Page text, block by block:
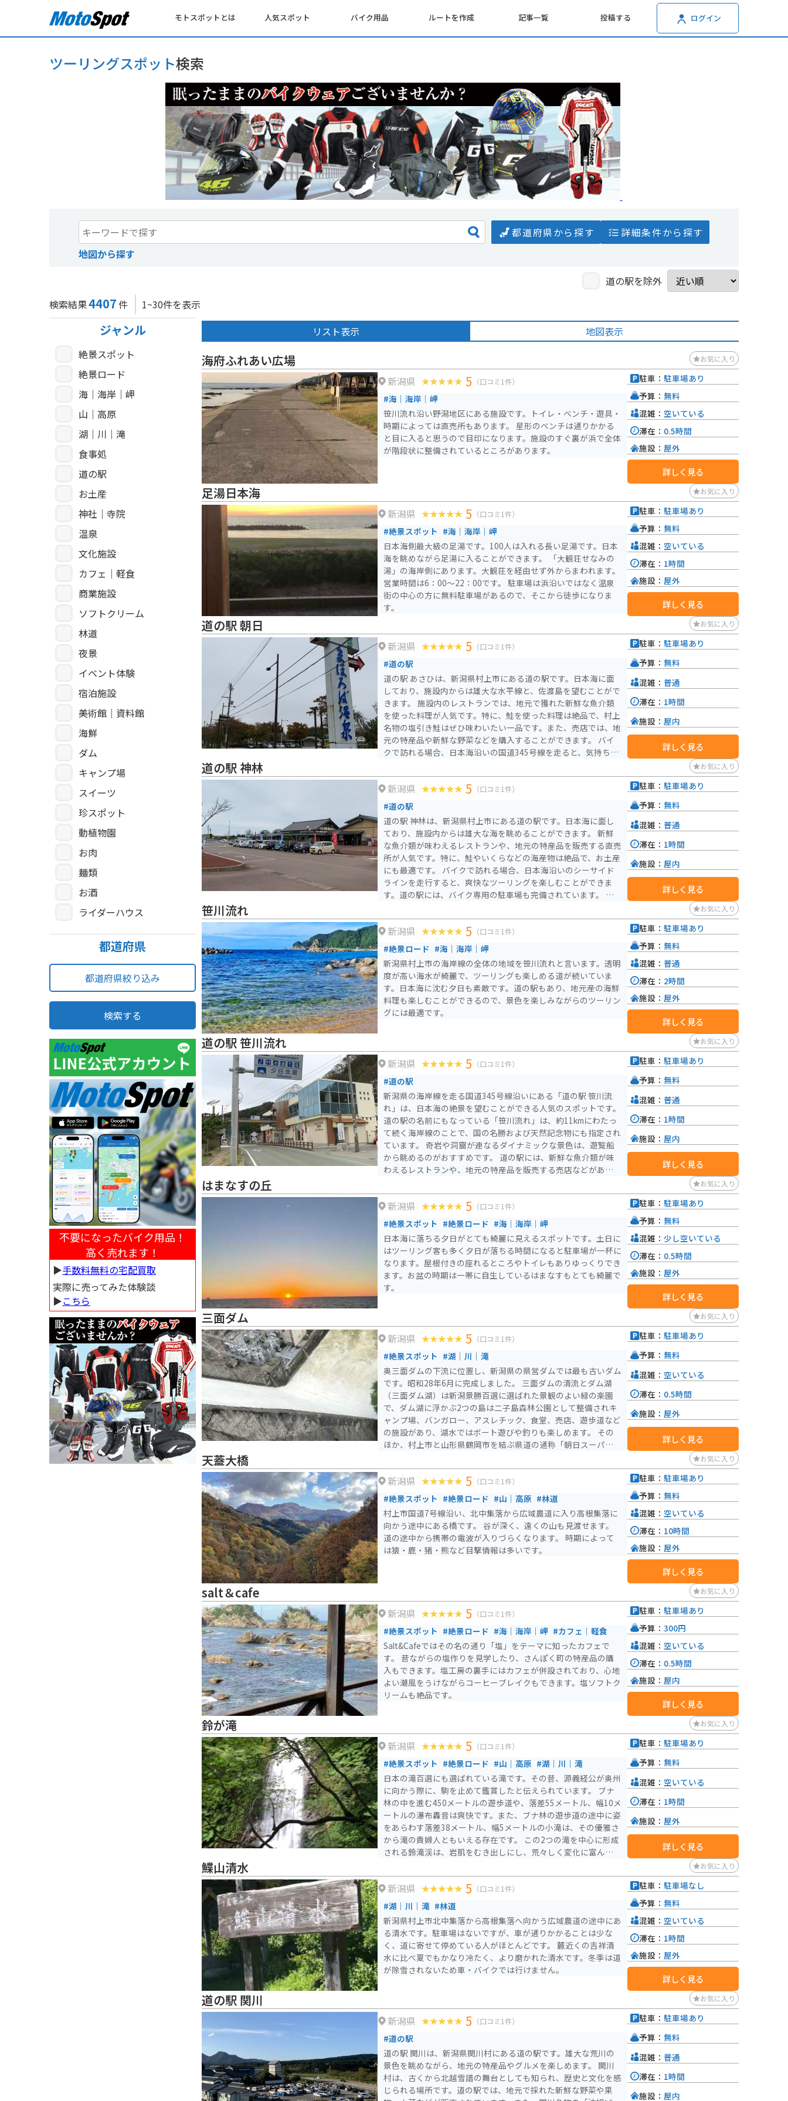
モトスポットとは 人気スポット バイク用品 ルートを作成 記事一覧 投稿する ログイン
ツーリングスポット検索
都道府県から探す
詳細条件から探す
地図から探す
道の駅を除外
検索結果4407件 1~30件を表示
ジャンル
絶景スポット
絶景ロード
海｜海岸｜岬
山｜高原
湖｜川｜滝
食事処
道の駅
お土産
神社｜寺院
温泉
文化施設
カフェ｜軽食
商業施設
ソフトクリーム
林道
夜景
イベント体験
宿泊施設
美術館｜資料館
海鮮
ダム
キャンプ場
スイーツ
珍スポット
動植物園
お肉
麺類
お酒
ライダーハウス
都道府県
都道府県絞り込み
検索する
不要になったバイク用品！
高く売れます！
▶︎手数料無料の宅配買取
実際に売ってみた体験談
▶︎こちら
リスト表示 地図表示
海府ふれあい広場 お気に入り
新潟県 5 （口コミ1件）
#海｜海岸｜岬
笹川流れ沿い野潟地区にある施設です。トイレ・ベンチ・遊具・
時期によっては直売所もあります。 星形のベンチは通りかかる
と目に入ると思うので目印になります。施設のすぐ裏が浜で全体
が階段状に整備されているところがあります。
駐車： 駐車場あり
予算： 無料
混雑： 空いている
滞在： 0.5時間
施設： 屋外
詳しく見る
足湯日本海 お気に入り
新潟県 5 （口コミ1件）
#絶景スポット #海｜海岸｜岬
日本海側最大級の足湯です。100人は入れる長い足湯です。日本
海を眺めながら足湯に入ることができます。 「大観荘せなみの
湯」の海岸側にあります。大観荘を経由せず外からまわれます。
営業時間は6：00～22：00です。 駐車場は浜沿いではなく温泉
街の中心の方に無料駐車場があるので、そこから徒歩になりま
す。
駐車： 駐車場あり
予算： 無料
混雑： 空いている
滞在： 1時間
施設： 屋外
詳しく見る
道の駅 朝日 お気に入り
新潟県 5 （口コミ1件）
#道の駅
道の駅 あさひは、新潟県村上市にある道の駅です。日本海に面
しており、施設内からは雄大な水平線と、佐渡島を望むことがで
きます。 施設内のレストランでは、地元で獲れた新鮮な魚介類
を使った料理が人気です。特に、鮭を使った料理は絶品で、村上
名物の塩引き鮭はぜひ味わいたい一品です。また、売店では、地
元の特産品や新鮮な野菜などを購入することができます。 バイ
クで訪れる場合、日本海沿いの国道345号線を走ると、気持ちの
さひは、休憩ポイントとしても最適です。周辺には、笹川流れや
瀬波温泉など、観光スポットも点在しています。
駐車： 駐車場あり
予算： 無料
混雑： 普通
滞在： 1時間
施設： 屋内
詳しく見る
道の駅 神林 お気に入り
新潟県 5 （口コミ1件）
#道の駅
道の駅 神林は、新潟県村上市にある道の駅です。日本海に面し
ており、施設内からは雄大な海を眺めることができます。 新鮮
な魚介類が味わえるレストランや、地元の特産品を販売する直売
所が人気です。特に、鮭やいくらなどの海産物は絶品で、お土産
にも最適です。 バイクで訪れる場合、日本海沿いのシーサイド
ラインを走行すると、爽快なツーリングを楽しむことができま
す。道の駅には、バイク専用の駐車場も完備されています。 周
います。道の駅 神林を拠点に、新潟の自然を満喫する旅を楽し
んでみてはいかがでしょうか。
駐車： 駐車場あり
予算： 無料
混雑： 普通
滞在： 1時間
施設： 屋内
詳しく見る
笹川流れ お気に入り
新潟県 5 （口コミ1件）
#絶景ロード #海｜海岸｜岬
新潟県村上市の海岸線の全体の地域を笹川流れと言います。透明
度が高い海水が綺麗で、ツーリングも楽しめる道が続いていま
す。日本海に沈む夕日も素敵です。道の駅もあり、地元産の海鮮
料理も楽しむことができるので、景色を楽しみながらのツーリン
グには最適です。
駐車： 駐車場あり
予算： 無料
混雑： 普通
滞在： 2時間
施設： 屋外
詳しく見る
道の駅 笹川流れ お気に入り
新潟県 5 （口コミ1件）
#道の駅
新潟県の海岸線を走る国道345号線沿いにある「道の駅 笹川流
れ」は、日本海の絶景を望むことができる人気のスポットです。
道の駅の名前にもなっている「笹川流れ」は、約11kmにわたっ
て続く海岸線のことで、国の名勝および天然記念物にも指定され
ています。 奇岩や洞窟が連なるダイナミックな景色は、遊覧船
から眺めるのがおすすめです。 道の駅には、新鮮な魚介類が味
わえるレストランや、地元の特産品を販売する売店などがありま
ングで疲れた体を癒すのにも最適です。 バイクで訪れる際は、
道の駅に隣接する駐車場を利用できます。 海岸線は道幅が狭
く、カーブも多いので、運転には十分注意してください。 ま
た、強風時は波しぶきがかかることもあるので、レインウェアが
あると安心です。 周辺には、景勝地の「眼鏡岩」や「弁天
岩」、海水浴場など、見どころがたくさんあります。 特に、夕
暮れ時の景色は美しく、水平線に沈む夕日を眺めることができま
す。 お土産には、笹川流れ産の塩を使った「塩羊羹」や、新鮮
な魚介類を使った加工品がおすすめです。
駐車： 駐車場あり
予算： 無料
混雑： 普通
滞在： 1時間
施設： 屋内
詳しく見る
はまなすの丘 お気に入り
新潟県 5 （口コミ1件）
#絶景スポット #絶景ロード #海｜海岸｜岬
日本海に落ちる夕日がとても綺麗に見えるスポットです。土日に
はツーリング客も多く夕日が落ちる時間になると駐車場が一杯に
なります。屋根付きの座れるところやトイレもありゆっくりでき
ます。お盆の時期は一帯に自生しているはまなすもとても綺麗で
す。
駐車： 駐車場あり
予算： 無料
混雑： 少し空いている
滞在： 0.5時間
施設： 屋外
詳しく見る
三面ダム お気に入り
新潟県 5 （口コミ1件）
#絶景スポット #湖｜川｜滝
奥三面ダムの下流に位置し、新潟県の県営ダムでは最も古いダム
です。昭和28年6月に完成しました。 三面ダムの清流とダム湖
（三面ダム湖）は新潟景勝百選に選ばれた景観のよい緑の楽園
で、ダム湖に浮かぶ2つの島は二子島森林公園として整備されキ
ャンプ場、バンガロー、アスレチック、食堂、売店、遊歩道など
の施設があり、湖水ではボート遊びや釣りも楽しめます。 その
ほか、村上市と山形県鶴岡市を結ぶ県道の通称「朝日スーパーラ
観光地として活かされています。
駐車： 駐車場あり
予算： 無料
混雑： 空いている
滞在： 0.5時間
施設： 屋外
詳しく見る
天蓋大橋 お気に入り
新潟県 5 （口コミ1件）
#絶景スポット #絶景ロード #山｜高原 #林道
村上市国道7号線沿い、北中集落から広域農道に入り高根集落に
向かう途中にある橋です。 谷が深く、遠くの山も見渡せます。
道の途中から携帯の電波が入りづらくなります。 時期によって
は猿・鹿・猪・熊など目撃情報は多いです。
駐車： 駐車場あり
予算： 無料
混雑： 空いている
滞在： 10時間
施設： 屋外
詳しく見る
salt＆cafe お気に入り
新潟県 5 （口コミ1件）
#絶景スポット #絶景ロード #海｜海岸｜岬 #カフェ｜軽食
Salt&Cafeではその名の通り「塩」をテーマに知ったカフェで
す。 昔ながらの塩作りを見学したり、さんぽく町の特産品の購
入もできます。塩工房の裏手にはカフェが併設されており、心地
よい潮風をうけながらコーヒーブレイクもできます。塩ソフトク
リームも絶品です。
駐車： 駐車場あり
予算： 300円
混雑： 空いている
滞在： 0.5時間
施設： 屋内
詳しく見る
鈴が滝 お気に入り
新潟県 5 （口コミ1件）
#絶景スポット #絶景ロード #山｜高原 #湖｜川｜滝
日本の滝百選にも選ばれている滝です。その昔、源義経公が奥州
に向かう際に、駒を止めて鑑賞したと伝えられています。 ブナ
林の中を進む450メートルの遊歩道や、落差55メートル、幅10メ
ートルの瀑布轟音は爽快です。また、ブナ林の遊歩道の途中に姿
をあらわす落差38メートル、幅5メートルの小滝は、その優雅さ
から滝の貴婦人ともいえる存在です。 この2つの滝を中心に形成
される鈴滝渓は、岩肌をむき出しにし、荒々しく変化に富んでい
が、バイクなら問題ありません。
駐車： 駐車場あり
予算： 無料
混雑： 空いている
滞在： 1時間
施設： 屋外
詳しく見る
鰈山清水 お気に入り
新潟県 5 （口コミ1件）
#湖｜川｜滝 #林道
新潟県村上市北中集落から高根集落へ向かう広域農道の途中にあ
る清水です。駐車場はないですが、車が通りかかることは少な
く、道に寄せて停めている人がほとんどです。 麓近くの吉祥清
水に比べ夏でもかなり冷たく、より磨かれた清水です。冬季は道
が除雪されないため車・バイクでは行けません。
駐車： 駐車場なし
予算： 無料
混雑： 空いている
滞在： 1時間
施設： 屋外
詳しく見る
道の駅 関川 お気に入り
新潟県 5 （口コミ1件）
#道の駅
道の駅 関川は、新潟県関川村にある道の駅です。雄大な荒川の
景色を眺めながら、地元の特産品やグルメを楽しめます。 関川
村は、古くから北越雪譜の舞台としても知られ、歴史と文化を感
じられる場所です。道の駅では、地元で採れた新鮮な野菜や果
駐車： 駐車場あり
予算： 無料
混雑： 普通
滞在： 1時間
施設： 屋内